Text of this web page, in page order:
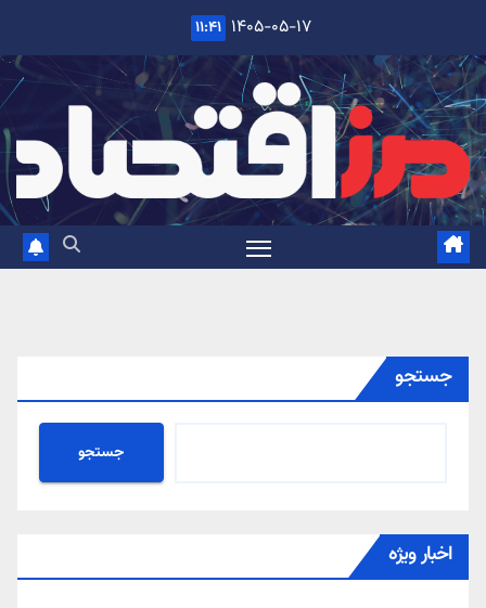
content
۱۴۰۵-۰۵-۱۷ ۱۱:۴۱
جستجو
جستجو
اخبار ویژه